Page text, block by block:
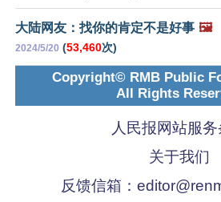
大陆网友：找你的肯定不是好事 🖼️
2024/5/20 (53,460次)
Copyright© RMB Public
All Rights
人民报网站服
关于我们
反馈信箱：